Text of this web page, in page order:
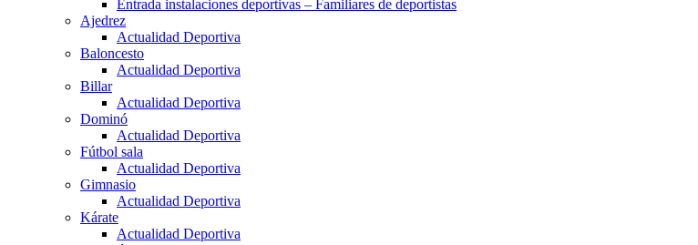
Entrada instalaciones deportivas – Familiares de deportistas
Ajedrez
Actualidad Deportiva
Baloncesto
Actualidad Deportiva
Billar
Actualidad Deportiva
Dominó
Actualidad Deportiva
Fútbol sala
Actualidad Deportiva
Gimnasio
Actualidad Deportiva
Kárate
Actualidad Deportiva